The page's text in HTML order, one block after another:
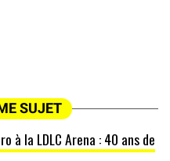
SUJET
à la LDLC Arena : 40 ans de